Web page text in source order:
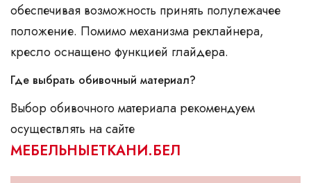
обеспечивая возможность принять полулежачее
положение. Помимо механизма реклайнера,
кресло оснащено функцией глайдера.
Где выбрать обивочный материал?
Выбор обивочного материала рекомендуем
осуществлять на сайте
МЕБЕЛЬНЫЕТКАНИ.БЕЛ